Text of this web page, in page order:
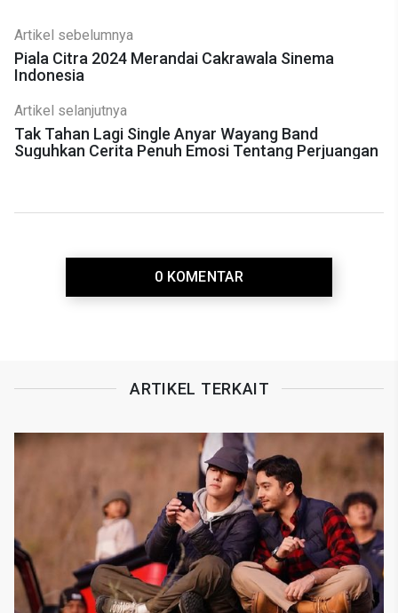
Artikel sebelumnya
Piala Citra 2024 Merandai Cakrawala Sinema
Indonesia
Artikel selanjutnya
Tak Tahan Lagi Single Anyar Wayang Band
Suguhkan Cerita Penuh Emosi Tentang Perjuangan
0 KOMENTAR
ARTIKEL TERKAIT